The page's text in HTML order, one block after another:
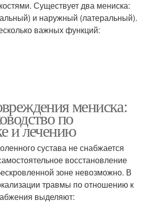
Существует два мениска:
и наружный (латеральный).
важных функций:
мениска:
по
и лечению
сустава не снабжается
восстановление
зоне невозможно. В
травмы по отношению к
выделяют: